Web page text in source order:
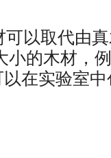
可以取代由
小的木材，例
在实验室中